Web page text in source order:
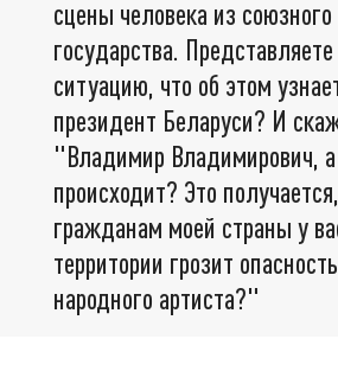
сцены человека из
государства. Представляете
ситуацию, что об этом
президент Беларуси? И
"Владимир Владимирович, а
происходит? Это
гражданам моей страны у
территории грозит
народного артиста?"